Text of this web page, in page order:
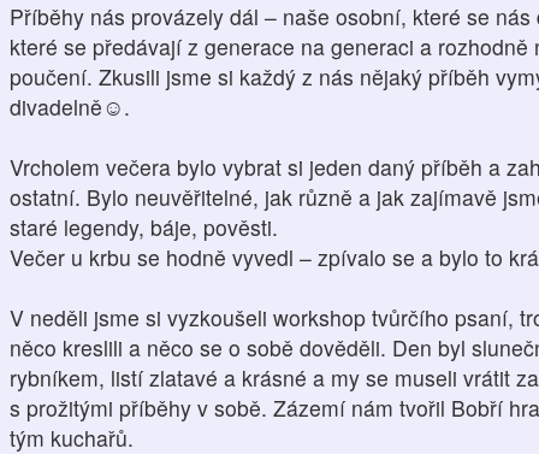
Příběhy nás provázely dál – naše osobní, které se
které se předávají z generace na generaci a
poučení. Zkusili jsme si každý z nás nějaký příběh
divadelně☺.
Vrcholem večera bylo vybrat si jeden daný příběh a
ostatní. Bylo neuvěřitelné, jak různě a jak zajímavě
staré legendy, báje, pověsti.
Večer u krbu se hodně vyvedl – zpívalo se a bylo to
V neděli jsme si vyzkoušeli workshop tvůrčího psaní,
něco kreslili a něco se o sobě dověděli. Den byl
rybníkem, listí zlatavé a krásné a my se museli vrátit
s prožitými příběhy v sobě. Zázemí nám tvořil Bobří
tým kuchařů.